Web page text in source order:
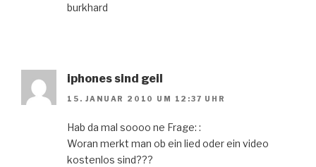
burkhard
iphones sind geil
15. JANUAR 2010 UM 12:37 UHR
Hab da mal soooo ne Frage: :
Woran merkt man ob ein lied oder ein video
kostenlos sind???